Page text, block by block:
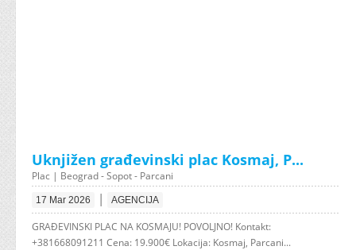
Uknjižen građevinski plac Kosmaj, P...
Plac | Beograd - Sopot - Parcani
17 Mar 2026 | AGENCIJA
GRAĐEVINSKI PLAC NA KOSMAJU! POVOLJNO! Kontakt:
+381668091211 Cena: 19.900€ Lokacija: Kosmaj, Parcani...